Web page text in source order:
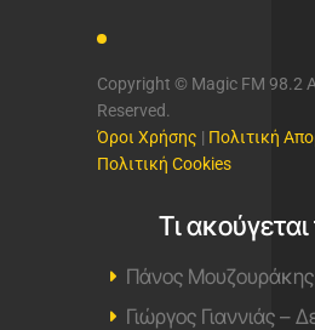
Copyright © Magic FM 98.2
Reserved.
Όροι Χρήσης | Πολιτική
Πολιτική Cookies
Τι
Πάνος Μουζουράκης
Γιώργος Γιαννιάς –